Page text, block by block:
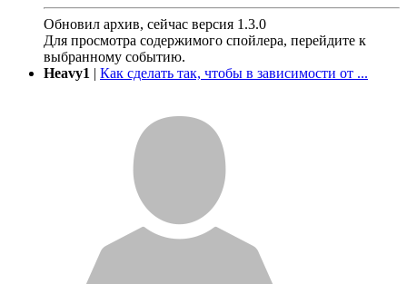
Обновил архив, сейчас версия 1.3.0
Для просмотра содержимого спойлера, перейдите к
выбранному событию.
Heavy1 | Как сделать так, чтобы в зависимости от ...